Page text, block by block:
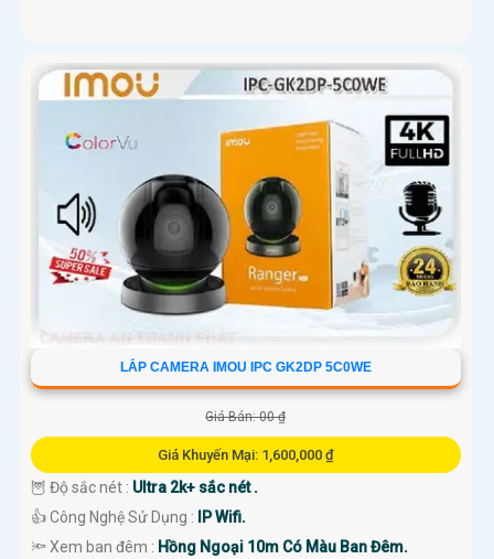
LẮP CAMERA IMOU IPC GK2DP 5C0WE
Giá Bán: 00 ₫
Giá Khuyến Mại: 1,600,000 ₫
🦉 Độ sắc nét : Ultra 2k+ sắc nét .
👍 Công Nghệ Sử Dụng :
IP Wifi.
🔦 Xem ban đêm : Hồng Ngoại 10m Có Màu Ban Đêm.